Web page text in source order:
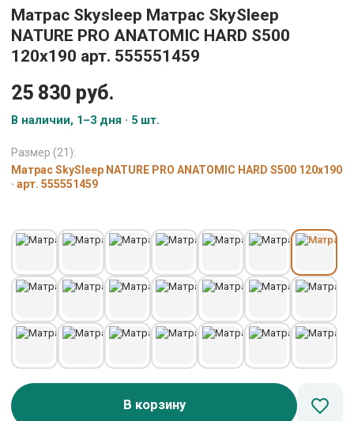
Матрас Skysleep Матрас SkySleep
NATURE PRO ANATOMIC HARD S500
120x190 арт. 555551459
25 830 руб.
В наличии, 1–3 дня · 5 шт.
Размер (21):
Матрас SkySleep NATURE PRO ANATOMIC HARD S500 120x190
· арт. 555551459
В корзину